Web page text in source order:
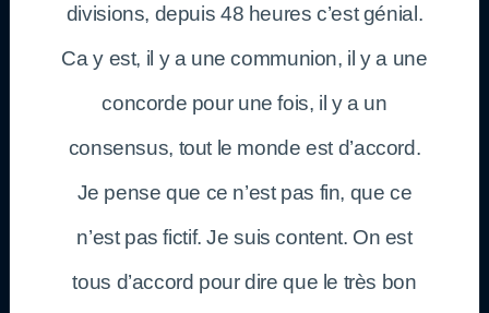
divisions, depuis 48 heures c’est génial.
Ca y est, il y a une communion, il y a une
concorde pour une fois, il y a un
consensus, tout le monde est d’accord.
Je pense que ce n’est pas fin, que ce
n’est pas fictif. Je suis content. On est
tous d’accord pour dire que le très bon